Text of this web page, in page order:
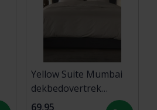
Yellow Suite Mumbai
dekbedovertrek
140x200/220 Dollar
69,95